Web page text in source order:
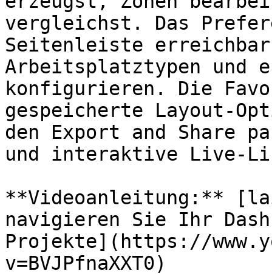
vergleichst. Das
Seitenleiste
Arbeitsplatztypen und
konfigurieren. Die
gespeicherte Layout-
den Export and Share
und interaktive Live-
**Videoanleitung:**
navigieren Sie Ihr
Projekte](https://
v=BVJPfnaXXT0)